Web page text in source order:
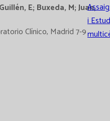
i
E; Buxeda, M; Juan,
Clínico, Madrid 7-9